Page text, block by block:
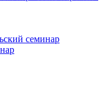
семинар